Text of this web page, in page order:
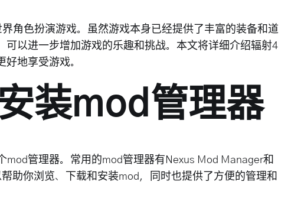
角色扮演游戏。虽然游戏本身已经提供了丰富的装备和道
可以进一步增加游戏的乐趣和挑战。本文将详细介绍辐射4
地享受游戏。
装mod管理器
mod管理器。常用的mod管理器有Nexus Mod Manager和
助你浏览、下载和安装mod，同时也提供了方便的管理和